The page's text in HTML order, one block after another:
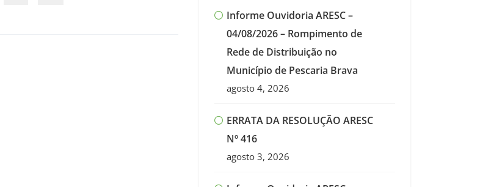
Informe Ouvidoria ARESC –
04/08/2026 – Rompimento de
Rede de Distribuição no
Município de Pescaria Brava
agosto 4, 2026
ERRATA DA RESOLUÇÃO ARESC
Nº 416
agosto 3, 2026